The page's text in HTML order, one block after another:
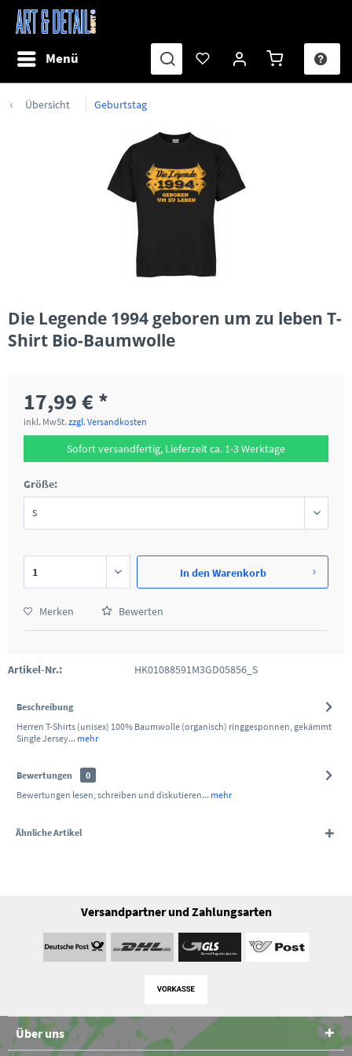
Menü
Übersicht Geburtstag
Die Legende 1994 geboren um zu leben T-
Shirt Bio-Baumwolle
17,99 € *
inkl. MwSt. zzgl. Versandkosten
Sofort versandfertig, Lieferzeit ca. 1-3 Werktage
Größe:
In denWarenkorb
Merken Bewerten
Artikel-Nr.: HK01088591M3GD05856_S
Beschreibung
Herren T-Shirts (unisex) 100% Baumwolle (organisch) ringgesponnen, gekämmt
Single Jersey... mehr
Bewertungen
0
Bewertungen lesen, schreiben und diskutieren... mehr
Ähnliche Artikel
Versandpartner und Zahlungsarten
Über uns